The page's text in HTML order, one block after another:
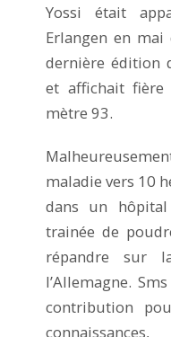
Yossi était
Erlangen en mai
dernière édition
et affichait
mètre 93.
maladie vers 10
dans un
trainée de
répandre sur
l’Allemagne.
contribution